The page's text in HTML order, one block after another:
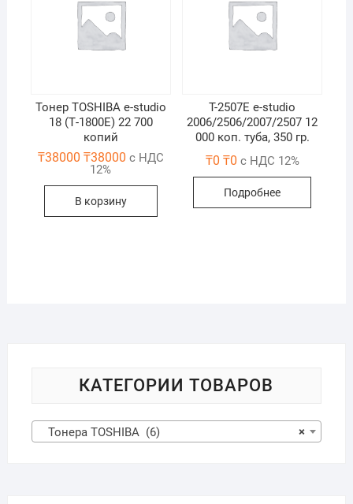
Тонер TOSHIBA e-studio
18 (Т-1800E) 22 700
копий
₸38000 ₸38000 с НДС
12%
В корзину
T-2507E e-studio
2006/2506/2007/2507 12
000 коп. туба, 350 гр.
₸0 ₸0 с НДС 12%
Подробнее
КАТЕГОРИИ ТОВАРОВ
×
Тонера TOSHIBA (6)